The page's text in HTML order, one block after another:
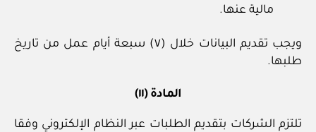
مالية عنها.
ويجب تقديم البيانات خلال (٧) سبعة أيام عمل من تاريخ
طلبها.
المادة (١١)
تلتزم الشركات بتقديم الطلبات عبر النظام الإلكتروني وفقا